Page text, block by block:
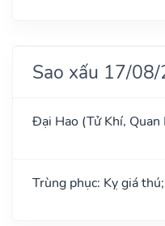
Sao xấu 17/
Đại Hao (Tử Khí, Quan
Trùng phục: Kỵ giá